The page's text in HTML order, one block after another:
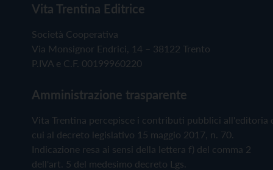
Vita Trentina Editrice
Società Cooperativa
Via Monsignor Endrici, 14 – 38122 Trento
P.IVA e C.F. 00199960220
Amministrazione trasparente
Vita Trentina percepisce i contributi pubblici all'editoria
cui al decreto legislativo 15 maggio 2017, n. 70.
Indicazione resa ai sensi della lettera f) del comma 2
dell'art. 5 del medesimo decreto Lgs.